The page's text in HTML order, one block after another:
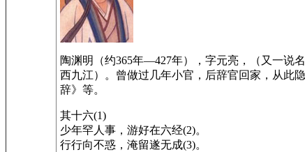
陶渊明（约365年—427年），字元亮，（又一说
西九江）。曾做过几年小官，后辞官回家，从此
辞》等。
其十六(1)
少年罕人事，游好在六经(2)。
行行向不惑，淹留遂无成(3)。